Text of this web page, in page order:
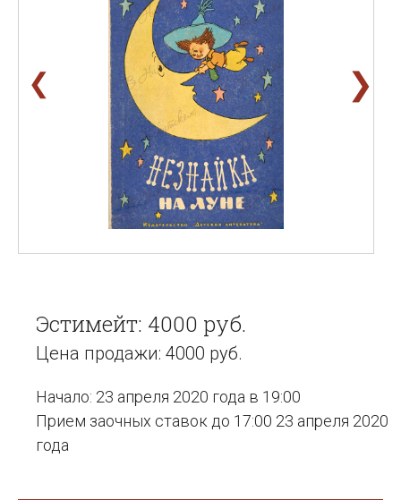
❮ ❯
Эстимейт: 4000 руб.
Цена продажи: 4000 руб.
Начало: 23 апреля 2020 года в 19:00
Прием заочных ставок до 17:00 23 апреля 2020
года